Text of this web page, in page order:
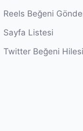
Reels Beğeni
Sayfa Listesi
Twitter Beğeni